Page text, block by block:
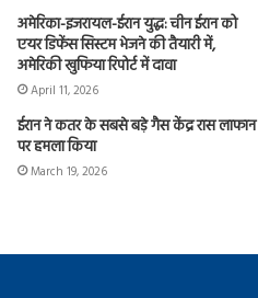
अमेरिका-इजरायल-ईरान युद्ध: चीन ईरान को
एयर डिफेंस सिस्टम भेजने की तैयारी में,
अमेरिकी खुफिया रिपोर्ट में दावा
April 11, 2026
ईरान ने कतर के सबसे बड़े गैस केंद्र रास लाफान
पर हमला किया
March 19, 2026